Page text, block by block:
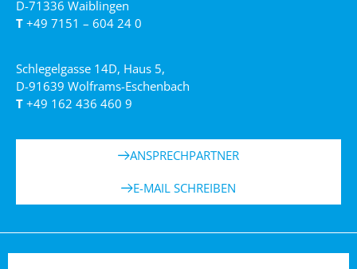
D-71336 Waiblingen
T +49 7151 – 604 24 0
Schlegelgasse 14D, Haus 5,
D-91639 Wolframs-Eschenbach
T +49 162 436 460 9
ANSPRECHPARTNER
E-MAIL SCHREIBEN